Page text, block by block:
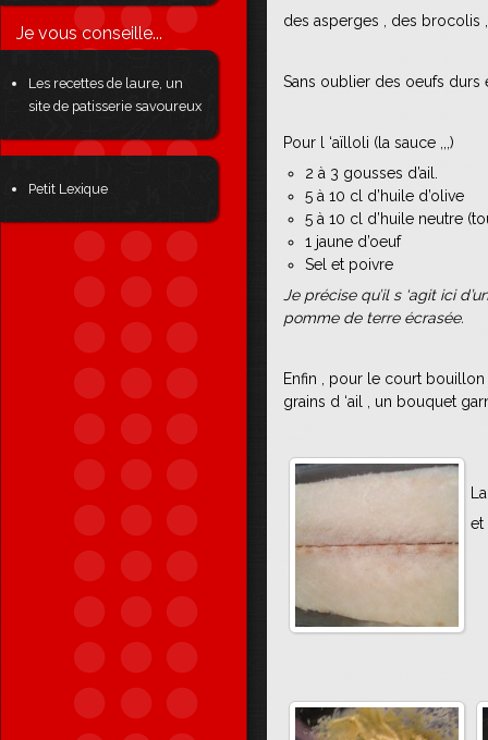
Je vous conseille...
Les recettes de laure, un
site de patisserie savoureux
Petit Lexique
des asperges , des brocolis
Sans oublier des oeufs
Pour l ‘aïlloli (la sauce ,,,)
2 à 3 gousses d’ail.
5 à 10 cl d’huile d’olive
5 à 10 cl d’huile neutre
1 jaune d’oeuf
Sel et poivre
Je précise qu’il s ‘agit ici
pomme de terre écrasée.
Enfin , pour le court
grains d ‘ail , un bouquet
et